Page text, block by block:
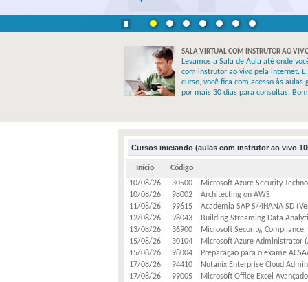
SALA VIRTUAL COM INSTRUTOR AO
Levamos a Sala de Aula até onde
com instrutor ao vivo pela internet.
curso, você fica com acesso às aulas
por mais 30 dias para consultas.
Cursos iniciando (aulas com instrutor ao vivo
Início Código
10/08/26
30500 Microsoft Azure Security
10/08/26
98002 Architecting on AWS
11/08/26
99615 Academia SAP S/4HANA SD
12/08/26
98043 Building Streaming Data
13/08/26
36900 Microsoft Security,
15/08/26
30104 Microsoft Azure Administrator
15/08/26
98004 Preparação para o exame
17/08/26
94410 Nutanix Enterprise Cloud
17/08/26
99005 Microsoft Office Excel Avançado